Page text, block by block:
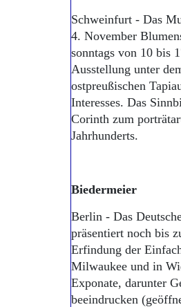
Abo Prämien
Archiv
Mediadaten
Schweinfurt - Das
4. November
sonntags von 10 bis
Ausstellung unter
ostpreußischen
Interesses. Das
Corinth zum
Jahrhunderts.
Biedermeier
Berlin - Das
präsentiert noch bis
Erfindung der
Milwaukee und in
Exponate, darunter
beeindrucken